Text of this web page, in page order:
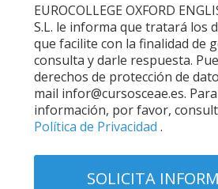
EUROCOLLEGE OXFORD
S.L. le informa que tratará los
que facilite con la finalidad de
consulta y darle respuesta.
derechos de protección de
mail infor@cursosceae.es.
información, por favor,
Política de Privacidad .